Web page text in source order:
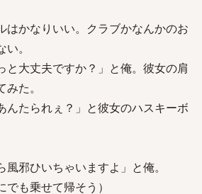
はかなりいい。クラブかなんかのお
。
と大丈夫ですか？」と俺。彼女の肩
た。
んたられぇ？」と彼女のハスキーボ
風邪ひいちゃいますよ」と俺。
でも乗せて帰そう）